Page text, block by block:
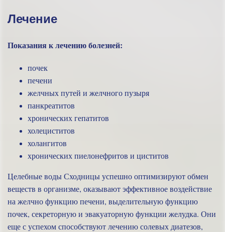
Лечение
Показания к лечению болезней:
почек
печени
желчных путей и желчного пузыря
панкреатитов
хронических гепатитов
холециститов
холангитов
хронических пиелонефритов и циститов
Целебные воды Сходницы успешно оптимизируют обмен
веществ в организме, оказывают эффективное воздействие
на желчно функцию печени, выделительную функцию
почек, секреторную и эвакуаторную функции желудка. Они
еще с успехом способствуют лечению солевых диатезов,